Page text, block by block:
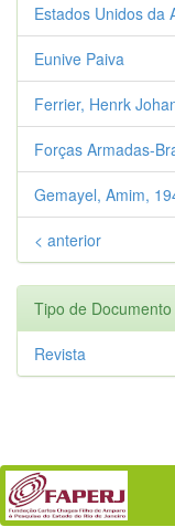
Estados Unidos da
Eunive Paiva
Ferrier, Henrk
Forças Armadas-
Gemayel, Amim,
< anterior
Tipo de Documento
Revista